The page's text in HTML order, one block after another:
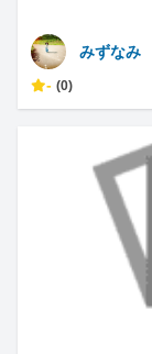
みずなみ
- (0)